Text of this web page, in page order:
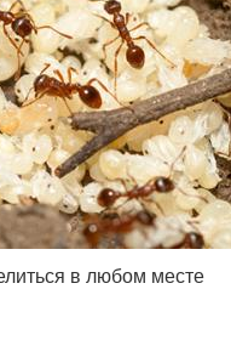
в любом месте